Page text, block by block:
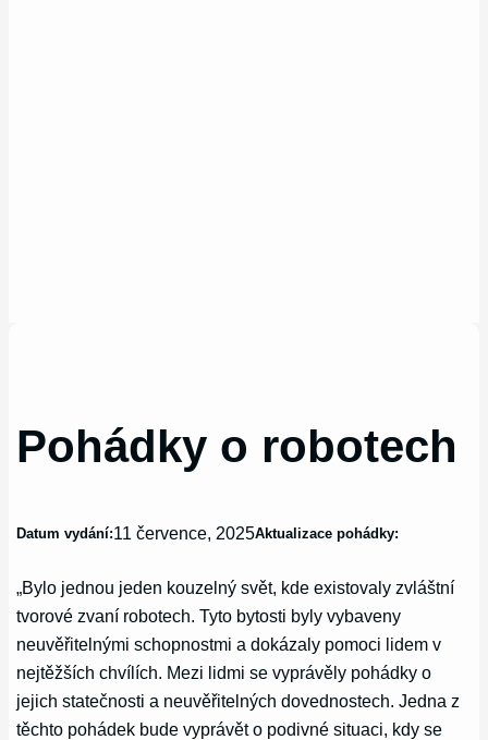
Pohádky o robotech
Datum vydání:11 července, 2025Aktualizace pohádky:
„Bylo jednou jeden kouzelný svět, kde existovaly zvláštní
tvorové zvaní robotech. Tyto bytosti byly vybaveny
neuvěřitelnými schopnostmi a dokázaly pomoci lidem v
nejtěžších chvílích. Mezi lidmi se vyprávěly pohádky o
jejich statečnosti a neuvěřitelných dovednostech. Jedna z
těchto pohádek bude vyprávět o podivné situaci, kdy se